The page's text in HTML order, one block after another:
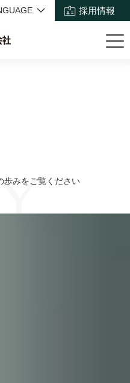
採用情報
歩みをご覧ください